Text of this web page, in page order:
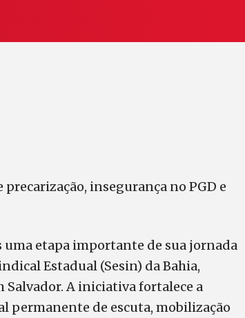
insegurança no PGD e
uma etapa importante de sua jornada
Estadual (Sesin) da Bahia,
Salvador. A iniciativa fortalece a
permanente de escuta, mobilização